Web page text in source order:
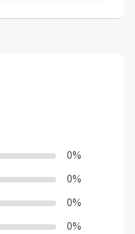
0%
0%
0%
0%